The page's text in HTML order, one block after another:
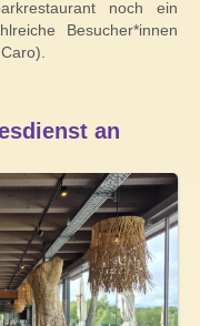
noch ein
Besucher*innen
an